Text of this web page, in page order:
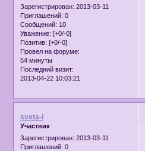
Зарегистрирован: 2013-03-11
Приглашений: 0
Сообщений: 10
Уважение: [+0/-0]
Позитив: [+0/-0]
Провел на форуме:
54 минуты
Последний визит:
2013-04-22 10:03:21
sveta-l
Участник
Зарегистрирован: 2013-03-11
Приглашений: 0